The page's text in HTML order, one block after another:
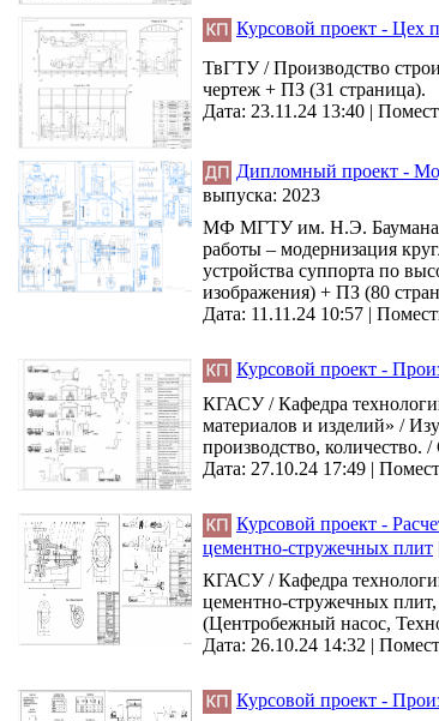
Курсовой проект - Цех
ТвГТУ / Производство
чертеж + ПЗ (31 страница).
Дата: 23.11.24 13:40 |
Дипломный проект -
выпуска: 2023
МФ МГТУ им. Н.Э. Баумана /
работы – модернизация
устройства суппорта по
изображения) + ПЗ (80
Дата: 11.11.24 10:57 |
Курсовой проект -
КГАСУ / Кафедра
материалов и изделий» /
производство, количество.
Дата: 27.10.24 17:49 |
Курсовой проект -
цементно-стружечных плит
КГАСУ / Кафедра
цементно-стружечных плит,
(Центробежный насос,
Дата: 26.10.24 14:32 |
Курсовой проект -